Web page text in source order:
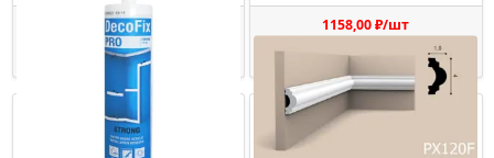
278,00 ₽/шт
Купить
1158,00 ₽/шт
Купить